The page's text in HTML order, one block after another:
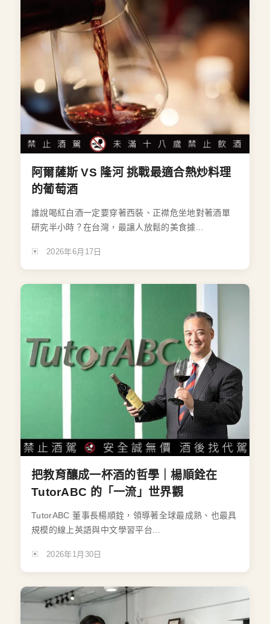
阿爾薩斯 VS 隆河 挑戰最適合熱炒料理
的葡萄酒
誰說喝紅白酒一定要穿著西裝、正襟危坐地對著酒單
研究半小時？在台灣，最讓人放鬆的美食據...
2026年6月17日
把教育釀成一杯酒的哲學｜楊順銓在
TutorABC 的「一流」世界觀
TutorABC 董事長楊順銓，領導著全球最成熟、也最具
規模的線上英語與中文學習平台...
2026年1月30日